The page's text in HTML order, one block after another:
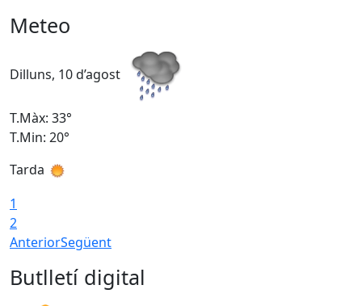
Meteo
Dilluns, 10 d’agost
T.Màx: 33°
T.Min: 20°
Tarda
1
2
AnteriorSegüent
Butlletí digital